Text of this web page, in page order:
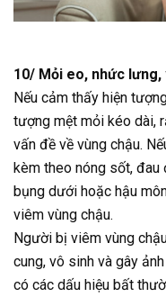
10/ Mỏi eo, nhức
Nếu cảm thấy hiện
tượng mệt mỏi kéo dài,
vấn đề về vùng chậu.
kèm theo nóng sốt, đau
bụng dưới hoặc hậu
viêm vùng chậu.
Người bị viêm vùng
cung, vô sinh và gây
có các dấu hiệu bất